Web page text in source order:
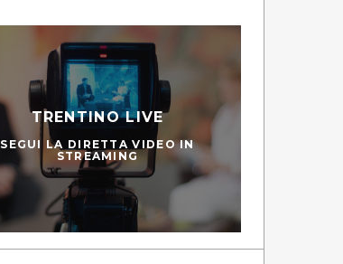
TRENTINO LIVE
SEGUI LA DIRETTA VIDEO IN
STREAMING